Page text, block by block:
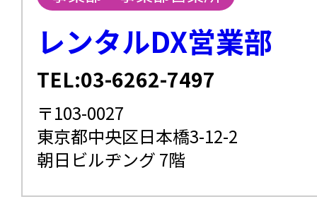
レンタルDX営業部
TEL:03-6262-7497
〒103-0027
東京都中央区日本橋3-12-2
朝日ビルヂング 7階